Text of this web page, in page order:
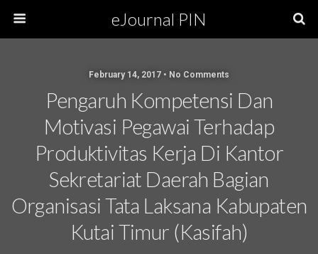
eJournal PIN
February 14, 2017 • No Comments
Pengaruh Kompetensi Dan
Motivasi Pegawai Terhadap
Produktivitas Kerja Di Kantor
Sekretariat Daerah Bagian
Organisasi Tata Laksana Kabupaten
Kutai Timur (Kasifah)